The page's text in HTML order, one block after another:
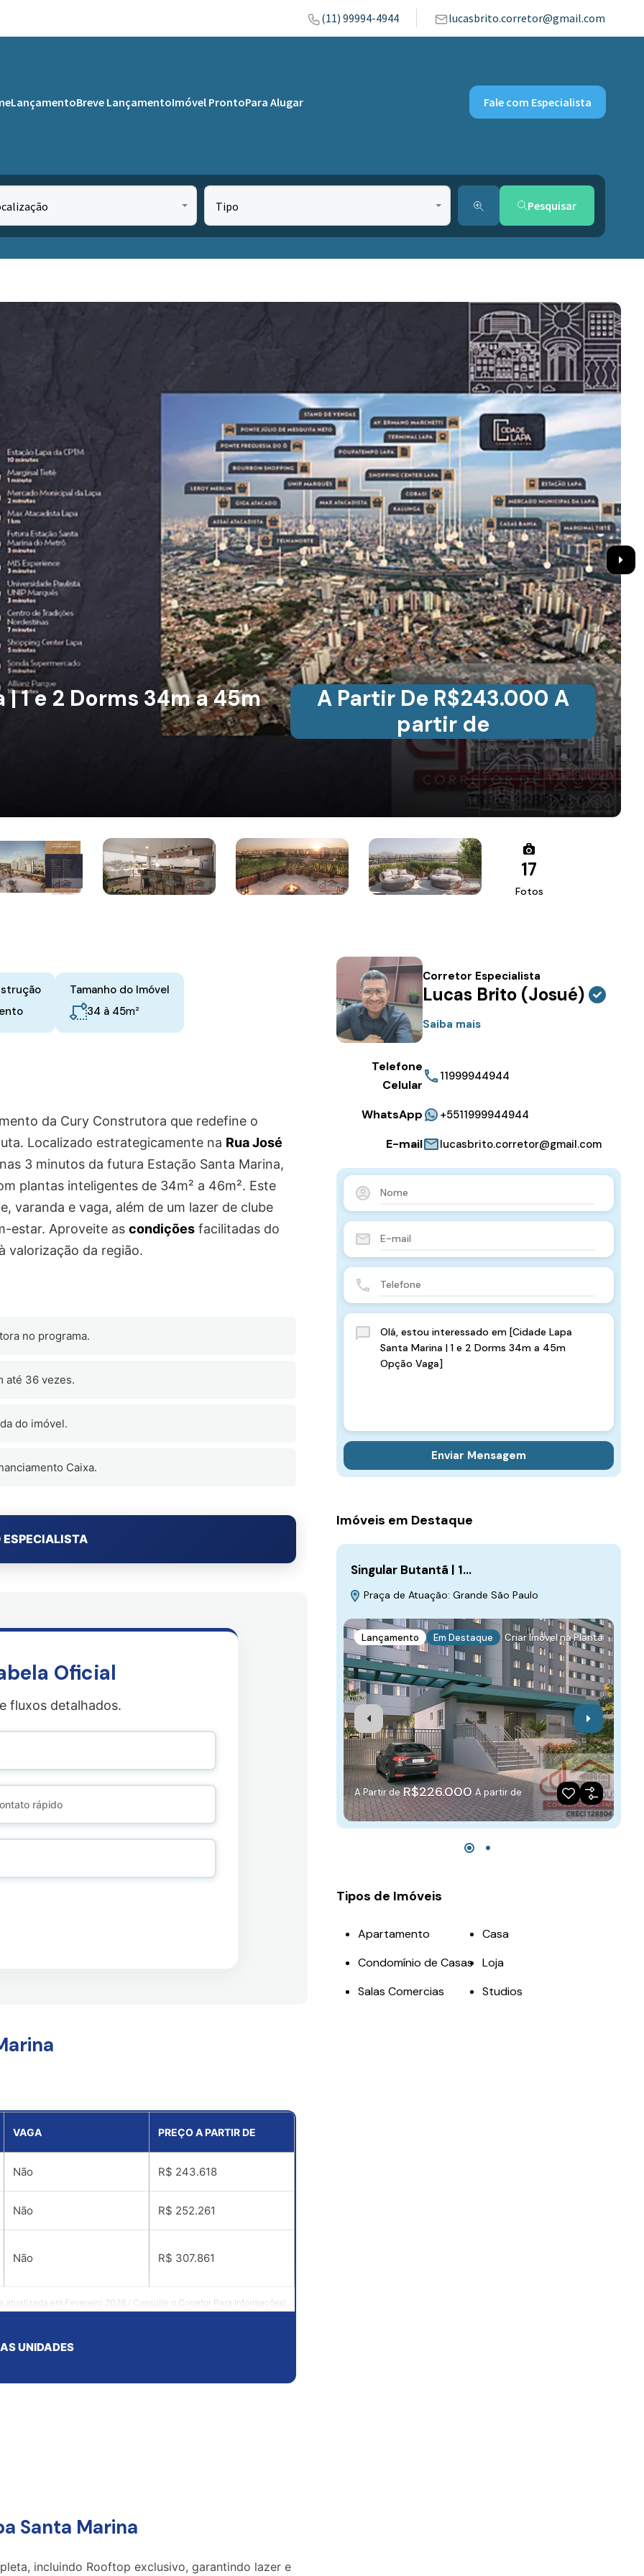
(11) 99994-4944 lucasbrito.corretor@gmail.com
LançamentoBreve LançamentoImóvel ProntoPara Alugar Fale com Especialista
Tipo Pesquisar
1 e 2 Dorms 34m a 45m
A Partir De R$243.000 A
partir de
17
Fotos
Tamanho do Imóvel
34 à 45m²
da Cury Construtora que redefine o
Localizado estrategicamente na Rua José
3 minutos da futura Estação Santa Marina,
plantas inteligentes de 34m² a 46m². Este
varanda e vaga, além de um lazer de clube
estar. Aproveite as condições facilitadas do
valorização da região.
no programa.
até 36 vezes.
do imóvel.
Caixa.
ESPECIALISTA
Oficial
fluxos detalhados.
atualizada em Fevereiro 2026 / Consulte o Corretor Para Informações!
VAGA PREÇO A PARTIR DE
Não R$ 243.618
Não R$ 252.261
Não R$ 307.861
UNIDADES
Santa Marina
incluindo Rooftop exclusivo, garantindo lazer e
Corretor Especialista
Lucas Brito (Josué)
Saiba mais
Telefone
Celular
11999944944
WhatsApp +5511999944944
E-mail lucasbrito.corretor@gmail.com
Enviar Mensagem
Imóveis em Destaque
Singular Butantã | 1…
Praça de Atuação: Grande São Paulo
Lançamento Em Destaque Criar Imóvel na Planta
A Partir de R$226.000 A partir de
Tipos de Imóveis
Apartamento
Casa
Condomínio de Casas
Loja
Salas Comercias
Studios